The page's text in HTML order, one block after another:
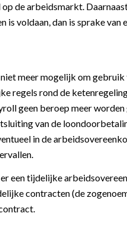
de arbeidsmarkt.
voldaan, dan is sprake
meer mogelijk om
regels rond de
geen beroep meer
van de
in de
een tijdelijke
contracten (de